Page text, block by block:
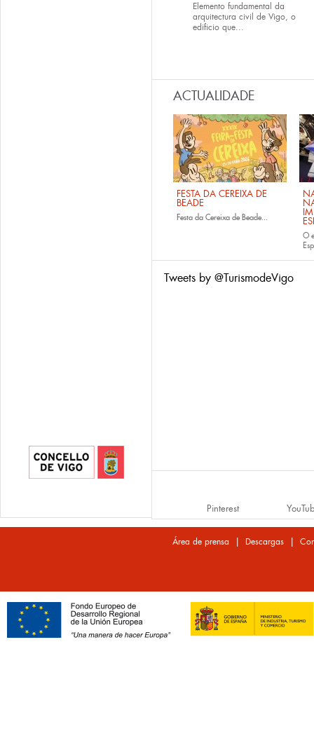
Elemento fundamental da
arquitectura civil de Vigo, o
edificio que...
ACTUALIDADE
FESTA DA CEREIXA DE
BEADE
Festa da Cereixa de Beade...
O
Tweets by @TurismodeVigo
Pinterest
Área de prensa | Descargas |